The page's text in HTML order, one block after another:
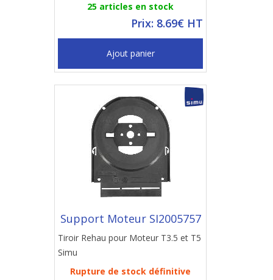
25 articles en stock
Prix: 8.69€ HT
Ajout panier
Support Moteur SI2005757
Tiroir Rehau pour Moteur T3.5 et T5
Simu
Rupture de stock définitive